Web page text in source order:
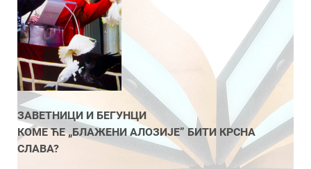
ЗАВЕТНИЦИ И БЕГУНЦИ
КОМЕ ЋЕ „БЛАЖЕНИ АЛОЗИЈЕ” БИТИ КРСНА
СЛАВА?